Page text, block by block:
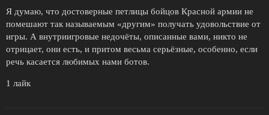
Я думаю, что достоверные петлицы бойцов Красной армии не
помешают так называемым «другим» получать удовольствие от
игры. А внутриигровые недочёты, описанные вами, никто не
отрицает, они есть, и притом весьма серьёзные, особенно, если
речь касается любимых нами ботов.
1 лайк